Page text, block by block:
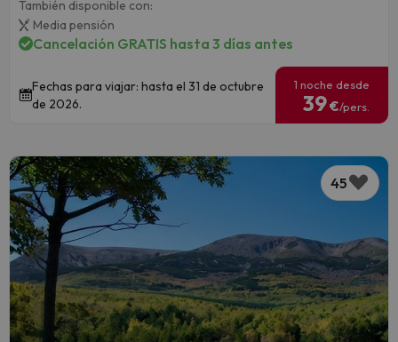
También disponible con:
Media pensión
Cancelación GRATIS hasta 3 días antes
Fechas para viajar: hasta el 31 de octubre
de 2026.
1 noche desde
39€/pers.
45